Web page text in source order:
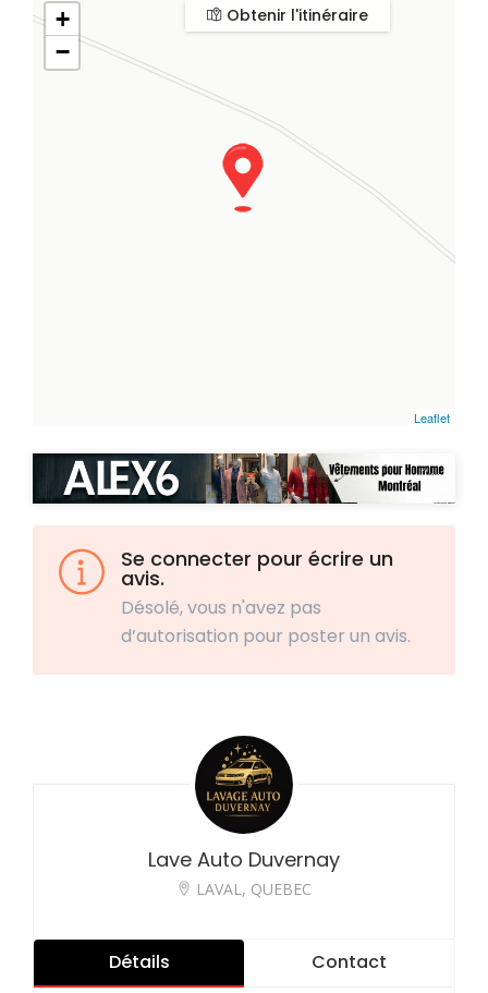
+
−
Leaflet
Obtenir l'itinéraire
Se connecter pour écrire un
avis.
Désolé, vous n'avez pas
d’autorisation pour poster un avis.
Lave Auto Duvernay
LAVAL, QUEBEC
Détails Contact